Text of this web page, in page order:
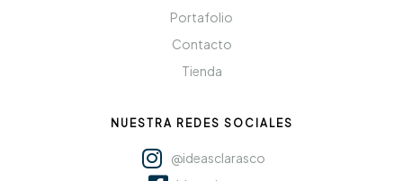
Portafolio
Contacto
Tienda
NUESTRA REDES SOCIALES
@ideasclarasco